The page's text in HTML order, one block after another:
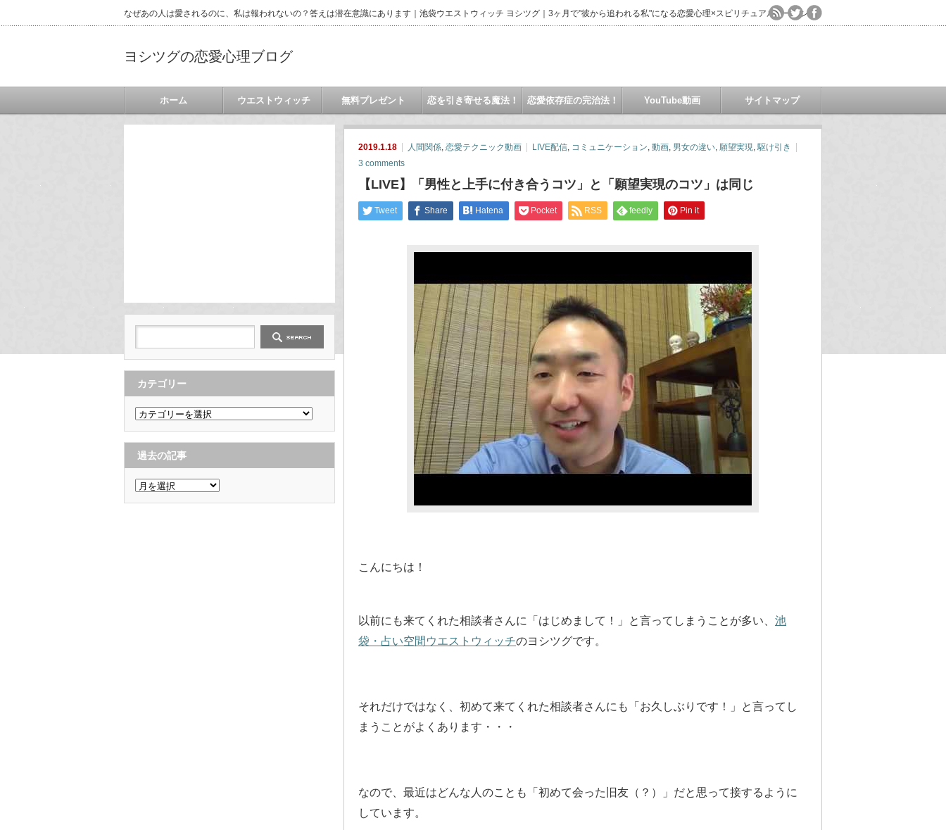
なぜあの人は愛されるのに、私は報われないの？答えは潜在意識にあります｜池袋ウエストウィッチ ヨシツグ｜3ヶ月で"彼から追われる私"になる恋愛心理×スピリチュアルコーチング
ヨシツグの恋愛心理ブログ
ホーム ウエストウィッチ 無料プレゼント 恋を引き寄せる魔法！ 恋愛依存症の完治法！ YouTube動画 サイトマップ
2019.1.18 人間関係, 恋愛テクニック動画 LIVE配信, コミュニケーション, 動画, 男女の違い, 願望実現,駆け引き
3 comments
【LIVE】「男性と上手に付き合うコツ」と「願望実現のコツ」は同じ
Tweet Share Hatena Pocket RSS feedly Pin it
こんにちは！
以前にも来てくれた相談者さんに「はじめまして！」と言ってしまうことが多い、 池
袋・占い空間ウエストウィッチのヨシツグです。
それだけではなく、初めて来てくれた相談者さんにも「お久しぶりです！」と言ってし
まうことがよくあります・・・
なので、最近はどんな人のことも「初めて会った旧友（？）」だと思って接するように
しています。
カテゴリー
カ
テ
ゴ
リ
ー
過去の記事
過
去
の